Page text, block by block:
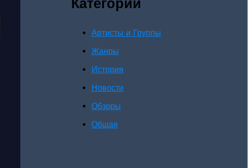
Категории
Артисты и Группы
Жанры
История
Новости
Обзоры
Общая